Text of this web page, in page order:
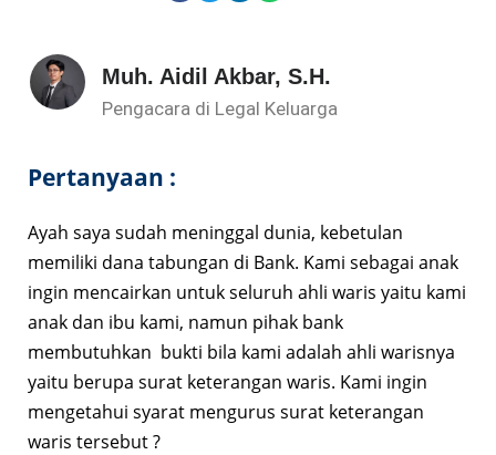
Muh. Aidil Akbar, S.H.
Pengacara di Legal Keluarga
Pertanyaan :
Ayah saya sudah meninggal dunia, kebetulan
memiliki dana tabungan di Bank. Kami sebagai anak
ingin mencairkan untuk seluruh ahli waris yaitu kami
anak dan ibu kami, namun pihak bank
membutuhkan bukti bila kami adalah ahli warisnya
yaitu berupa surat keterangan waris. Kami ingin
mengetahui syarat mengurus surat keterangan
waris tersebut ?